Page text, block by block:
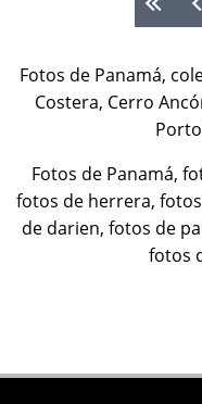
Fotos de Panamá,
Costera, Cerro
Fotos de Panamá,
fotos de herrera,
de darien, fotos de
fotos